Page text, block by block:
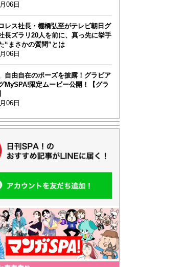
06日
レス社長・棚橋弘至がテレビ朝日グ
長ズラリ20人を前に、真っ先に挙手
“まさかの質問”とは
06日
自由自在のポーズを披露！グラビア
MySPA!限定ムービー公開！【グラ
06日